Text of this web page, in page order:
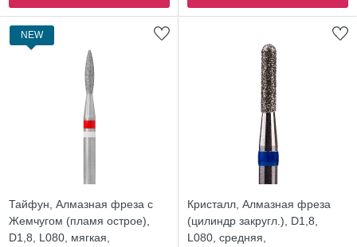
NEW
Тайфун, Алмазная фреза с
Жемчугом (пламя острое),
D1,8, L080, мягкая,
Кристалл, Алмазная фреза
(цилиндр закругл.), D1,8,
L080, средняя,